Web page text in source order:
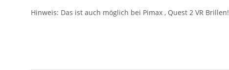
Hinweis: Das ist auch möglich bei Pimax , Quest 2 VR Brillen!